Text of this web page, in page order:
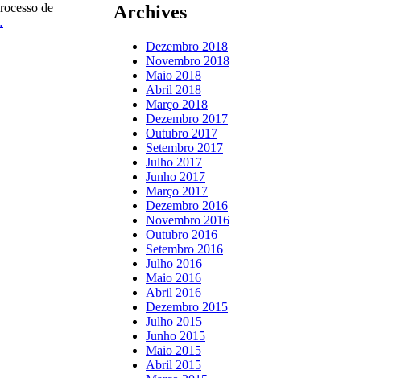
de
Archives
Dezembro 2018
Novembro 2018
Maio 2018
Abril 2018
Março 2018
Dezembro 2017
Outubro 2017
Setembro 2017
Julho 2017
Junho 2017
Março 2017
Dezembro 2016
Novembro 2016
Outubro 2016
Setembro 2016
Julho 2016
Maio 2016
Abril 2016
Dezembro 2015
Julho 2015
Junho 2015
Maio 2015
Abril 2015